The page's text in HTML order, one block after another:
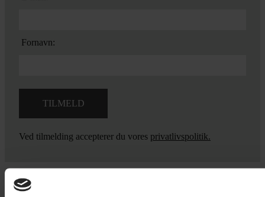
Fornavn:
Ved tilmelding accepterer du vores privatlivspolitik.
Yarn Every Wear